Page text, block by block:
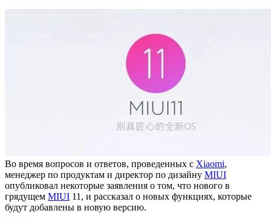
Во время вопросов и ответов, проведенных с Xiaomi,
менеджер по продуктам и директор по дизайну MIUI
опубликовал некоторые заявления о том, что нового в
грядущем MIUI 11, и рассказал о новых функциях, которые
будут добавлены в новую версию.